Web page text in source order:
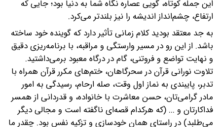
این جمله کوتاه، گویی عصاره نگاه شما به دنیا بود؛ جایی که
ارتفاع، چشم‌انداز اندیشه را نیز بلندتر می‌کرد.
به جد معتقد بودید کلام زمانی تأثیر دارد که گوینده خود ساخته
باشد. از این رو در مسیر وارستگی و مراقبه، با برنامه‌ریزی دقیق
و نهایت تواضع و فروتنی، گام در درگاه معبود برمی‌داشتید.
تلاوت نورانی قرآن در سحرگاهان، ختم‌های مکرر قرآن همراه با
تدبر، پایبندی به نماز اول وقت، صله ارحام، رسیدگی به امور
مادر گرامی‌تان، حسن معاشرت با خانواده، و قدردانی از همسر
فداکارتان و ... (که هرکدام قصه‌ای ناگفته است و مجالی دیگر
می‌طلبد) در راستای همان خودسازی و تزکیه نفس بود. چقدر ما